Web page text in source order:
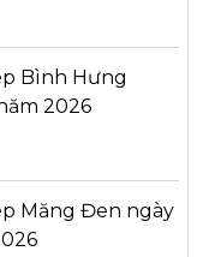
Bình Hưng
2026
Măng Đen ngày